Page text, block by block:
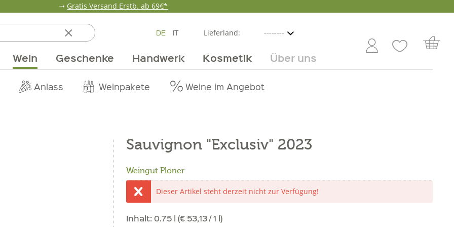
➝ Gratis Versand Erstb. ab 69€*
DE IT Lieferland:
Wein Geschenke Handwerk Kosmetik Über uns
Erdbeerzeit Wandern
Getränke Vom Getreide Vorratskammer
Anlass Weinpakete Weine im Angebot
Verpackungen
& Öle Team Unsere Märkte Pur Exclusive Online
Sauvignon "Exclusiv" 2023
Weingut Ploner
Dieser Artikel steht derzeit nicht zur Verfügung!
Inhalt:0.75 l (€ 53,13 / 1 l)